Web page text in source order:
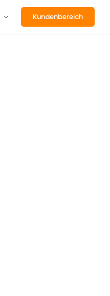
Kundenbereich